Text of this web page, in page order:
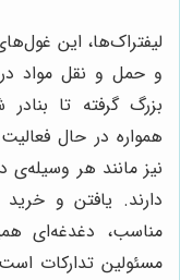
لیفتراک‌ها، این
و حمل و نقل مواد در
بزرگ گرفته تا
همواره در حال
نیز مانند هر وسیله‌ی
دارند. یافتن و
مناسب، دغدغه‌ای
مسئولین تدارکات